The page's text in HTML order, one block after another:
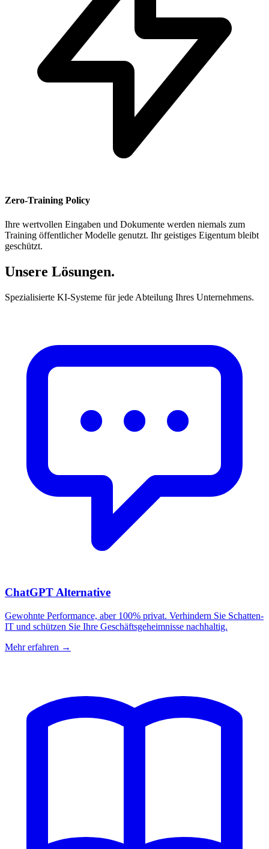
Zero-Training Policy
Ihre wertvollen Eingaben und Dokumente werden niemals zum
Training öffentlicher Modelle genutzt. Ihr geistiges Eigentum bleibt
geschützt.
Unsere Lösungen.
Spezialisierte KI-Systeme für jede Abteilung Ihres Unternehmens.
ChatGPT Alternative
Gewohnte Performance, aber 100% privat. Verhindern Sie Schatten-
IT und schützen Sie Ihre Geschäftsgeheimnisse nachhaltig.
Mehr erfahren →